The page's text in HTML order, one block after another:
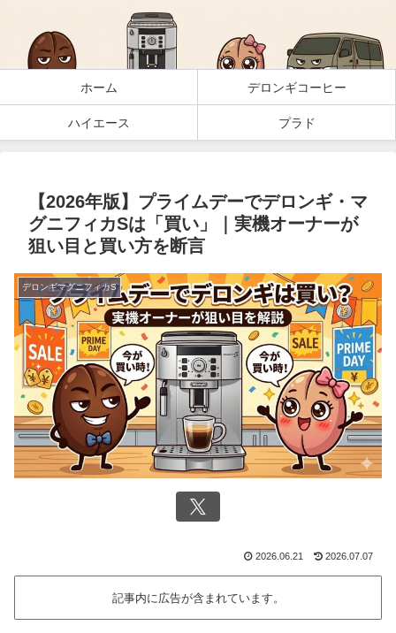
ホーム デロンギコーヒー
ハイエース プラド
【2026年版】プライムデーでデロンギ・マ
グニフィカSは「買い」｜実機オーナーが
狙い目と買い方を断言
デロンギマグニフィカS
2026.06.21 2026.07.07
記事内に広告が含まれています。